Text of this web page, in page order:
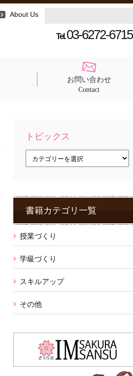
About Us
Tel. 03-6272-6715
お問い合わせ
Contact
トピックス
ス
書籍カテゴリ一覧
授業づくり
学級づくり
スキルアップ
その他